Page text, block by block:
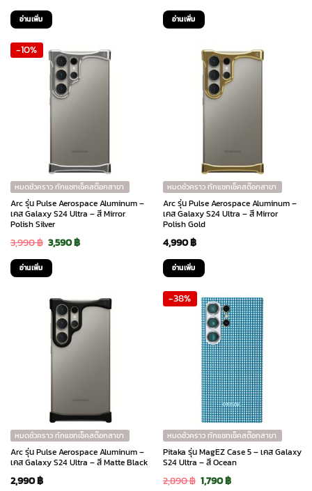
price
was:
1,890 ฿.945 ฿.
อ่านเพิ่ม อ่านเพิ่ม
-10%
หมดชั่วคราว ทักแชทเช็คสต๊อกสาขา
Arc รุ่น Pulse Aerospace Aluminum –
เคส Galaxy S24 Ultra – สี Mirror
Polish Silver
3,990฿ Original
price
was:
3,990 ฿.
3,590฿Current
3,590 ฿.
อ่านเพิ่ม
หมดชั่วคราว ทักแชทเช็คสต๊อกสาขา
Arc รุ่น Pulse Aerospace Aluminum –
เคส Galaxy S24 Ultra – สี Mirror
Polish Gold
4,990฿
อ่านเพิ่ม
หมดชั่วคราว ทักแชทเช็คสต๊อกสาขา
Arc รุ่น Pulse Aerospace Aluminum –
เคส Galaxy S24 Ultra – สี Matte Black
2,990฿
-38%
หมดชั่วคราว ทักแชทเช็คสต๊อกสาขา
Pitaka รุ่น MagEZ Case 5 – เคส Galaxy
S24 Ultra – สี Ocean
2,890฿ Original
1,790฿Current